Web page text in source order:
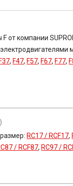
от компании
F37, F47, F57, F67, F77,
RC17 / RCF17,
/ RCF87, RC97 /